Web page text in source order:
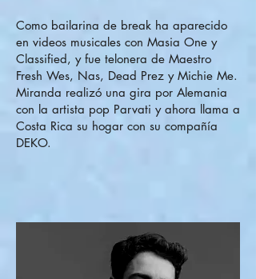
Como bailarina de break ha aparecido
en videos musicales con Masia One y
Classified, y fue telonera de Maestro
Fresh Wes, Nas, Dead Prez y Michie Me.
Miranda realizó una gira por Alemania
con la artista pop Parvati y ahora llama a
Costa Rica su hogar con su compañía
DEKO.